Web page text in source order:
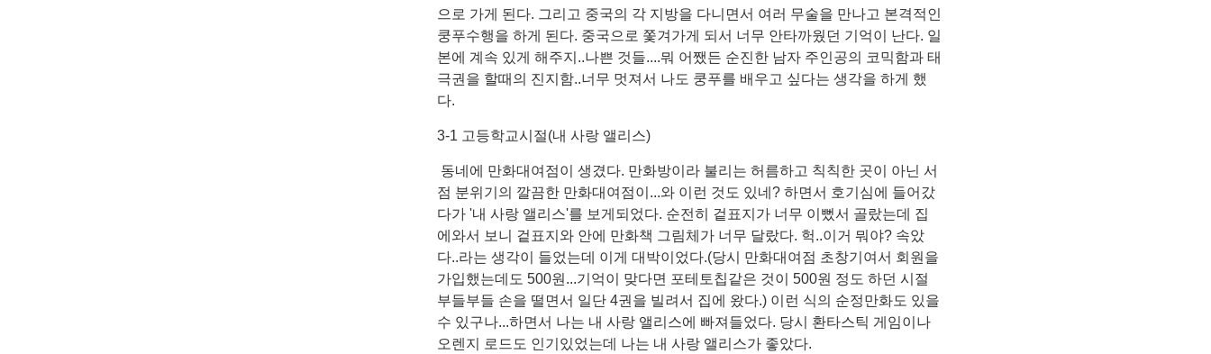
으로 가게 된다. 그리고 중국의 각 지방을 다니면서 여러 무술을 만나고 본격적인
쿵푸수행을 하게 된다. 중국으로 쫓겨가게 되서 너무 안타까웠던 기억이 난다. 일
본에 계속 있게 해주지..나쁜 것들....뭐 어쨌든 순진한 남자 주인공의 코믹함과 태
극권을 할때의 진지함..너무 멋져서 나도 쿵푸를 배우고 싶다는 생각을 하게 했
다.
3-1 고등학교시절(내 사랑 앨리스)
동네에 만화대여점이 생겼다. 만화방이라 불리는 허름하고 칙칙한 곳이 아닌 서
점 분위기의 깔끔한 만화대여점이...와 이런 것도 있네? 하면서 호기심에 들어갔
다가 '내 사랑 앨리스'를 보게되었다. 순전히 겉표지가 너무 이뻤서 골랐는데 집
에와서 보니 겉표지와 안에 만화책 그림체가 너무 달랐다. 헉..이거 뭐야? 속았
다..라는 생각이 들었는데 이게 대박이었다.(당시 만화대여점 초창기여서 회원을
가입했는데도 500원...기억이 맞다면 포테토칩같은 것이 500원 정도 하던 시절
부들부들 손을 떨면서 일단 4권을 빌려서 집에 왔다.) 이런 식의 순정만화도 있을
수 있구나...하면서 나는 내 사랑 앨리스에 빠져들었다. 당시 환타스틱 게임이나
오렌지 로드도 인기있었는데 나는 내 사랑 앨리스가 좋았다.